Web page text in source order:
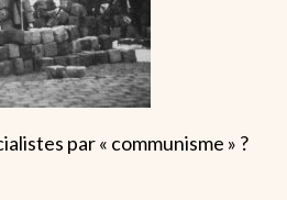
par « communisme » ?